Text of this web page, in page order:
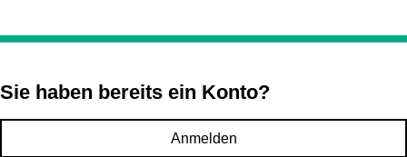
Sie haben bereits ein Konto?
Anmelden